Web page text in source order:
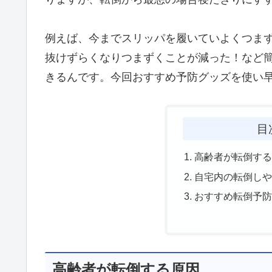
例えば、今までスリッパを履いていよくつま
抜けずらくなりつまずくことが減った！など
きるんです。今回おすすめ予防グッズを使い
目
高齢者が転倒す
自宅内の転倒し
おすすめ転倒予